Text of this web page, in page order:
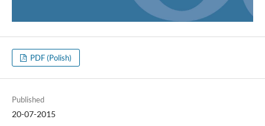
PDF (Polish)
Published
20-07-2015